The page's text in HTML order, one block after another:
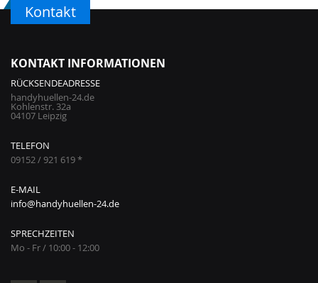
Kontakt
KONTAKT INFORMATIONEN
RÜCKSENDEADRESSE
handyhuellen-24.de
Kohlenstr. 32a
04107 Leipzig
TELEFON
09152 / 921 619 *
E-MAIL
info@handyhuellen-24.de
SPRECHZEITEN
Mo - Fr / 10:00 - 12:00